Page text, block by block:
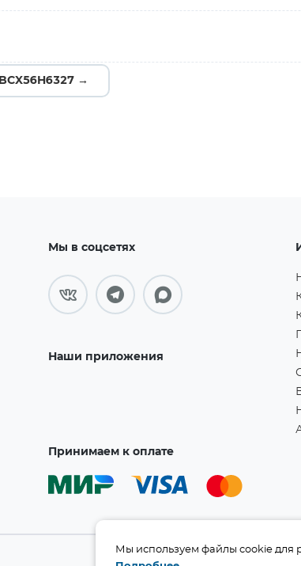
BCX56H6327 →
Мы в соцсетях
Наши приложения
Принимаем к оплате
Мы используем файлы cookie для